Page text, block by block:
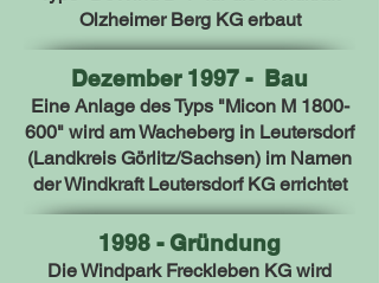
Olzheimer Berg KG erbaut
Dezember 1997 - Bau
Eine Anlage des Typs "Micon M 1800-
600" wird am Wacheberg in Leutersdorf
(Landkreis Görlitz/Sachsen) im Namen
der Windkraft Leutersdorf KG errichtet
1998 - Gründung
Die Windpark Freckleben KG wird